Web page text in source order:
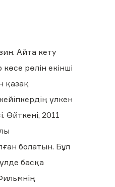
Айта кету
рөлін екінші
қазақ
үлкен
Өйткені, 2011
болатын. Бұл
басқа